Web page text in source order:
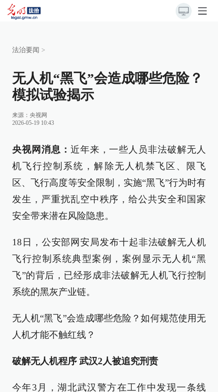
法治要闻 >
无人机“黑飞”会造成哪些危险？
模拟试验揭示
来源： 央视网
2026-05-19 10:43
央视网消息： 近年来，一些人员非法破解无人
机飞行控制系统，解除无人机禁飞区、限飞
区、飞行高度等安全限制，实施“黑飞”行为时有
发生，严重扰乱空中秩序，给公共安全和国家
安全带来潜在风险隐患。
18日，公安部网安局发布十起非法破解无人机
飞行控制系统典型案例，案例显示无人机“黑
飞”的背后，已经形成非法破解无人机飞行控制
系统的黑灰产业链。
无人机“黑飞”会造成哪些危险？如何规范使用无
人机才能不触红线？
破解无人机程序 武汉2人被追究刑责
今年3月，湖北武汉警方在工作中发现一条线